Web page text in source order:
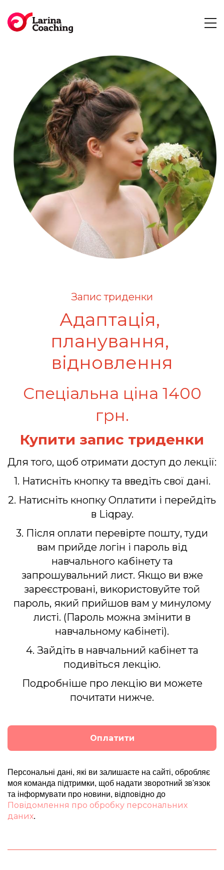
Запис триденки
Адаптація,
планування,
відновлення
Спеціальна ціна 1400
грн.
Купити запис триденки
Для того, щоб отримати доступ до лекції:
1. Натисніть кнопку та введіть свої дані.
2. Натисніть кнопку Оплатити і перейдіть
в Liqpay.
3. Після оплати перевірте пошту, туди
вам прийде логін і пароль від
навчального кабінету та
запрошувальний лист. Якщо ви вже
зареєстровані, використовуйте той
пароль, який прийшов вам у минулому
листі. (Пароль можна змінити в
навчальному кабінеті).
4. Зайдіть в навчальний кабінет та
подивіться лекцію.
Подробніше про лекцію ви можете
почитати нижче.
Оплатити
Персональні дані, які ви залишаєте на сайті, обробляє
моя команда підтримки, щоб надати зворотний зв'язок
та інформувати про новини, відповідно до
Повідомлення про обробку персональних
даних.